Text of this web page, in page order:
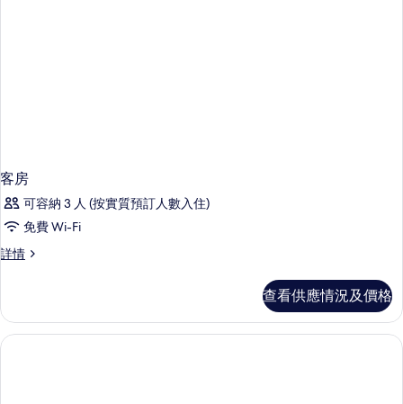
客房
可容納 3 人 (按實質預訂人數入住)
免費 Wi-Fi
詳情
客
查看供應情況及價格